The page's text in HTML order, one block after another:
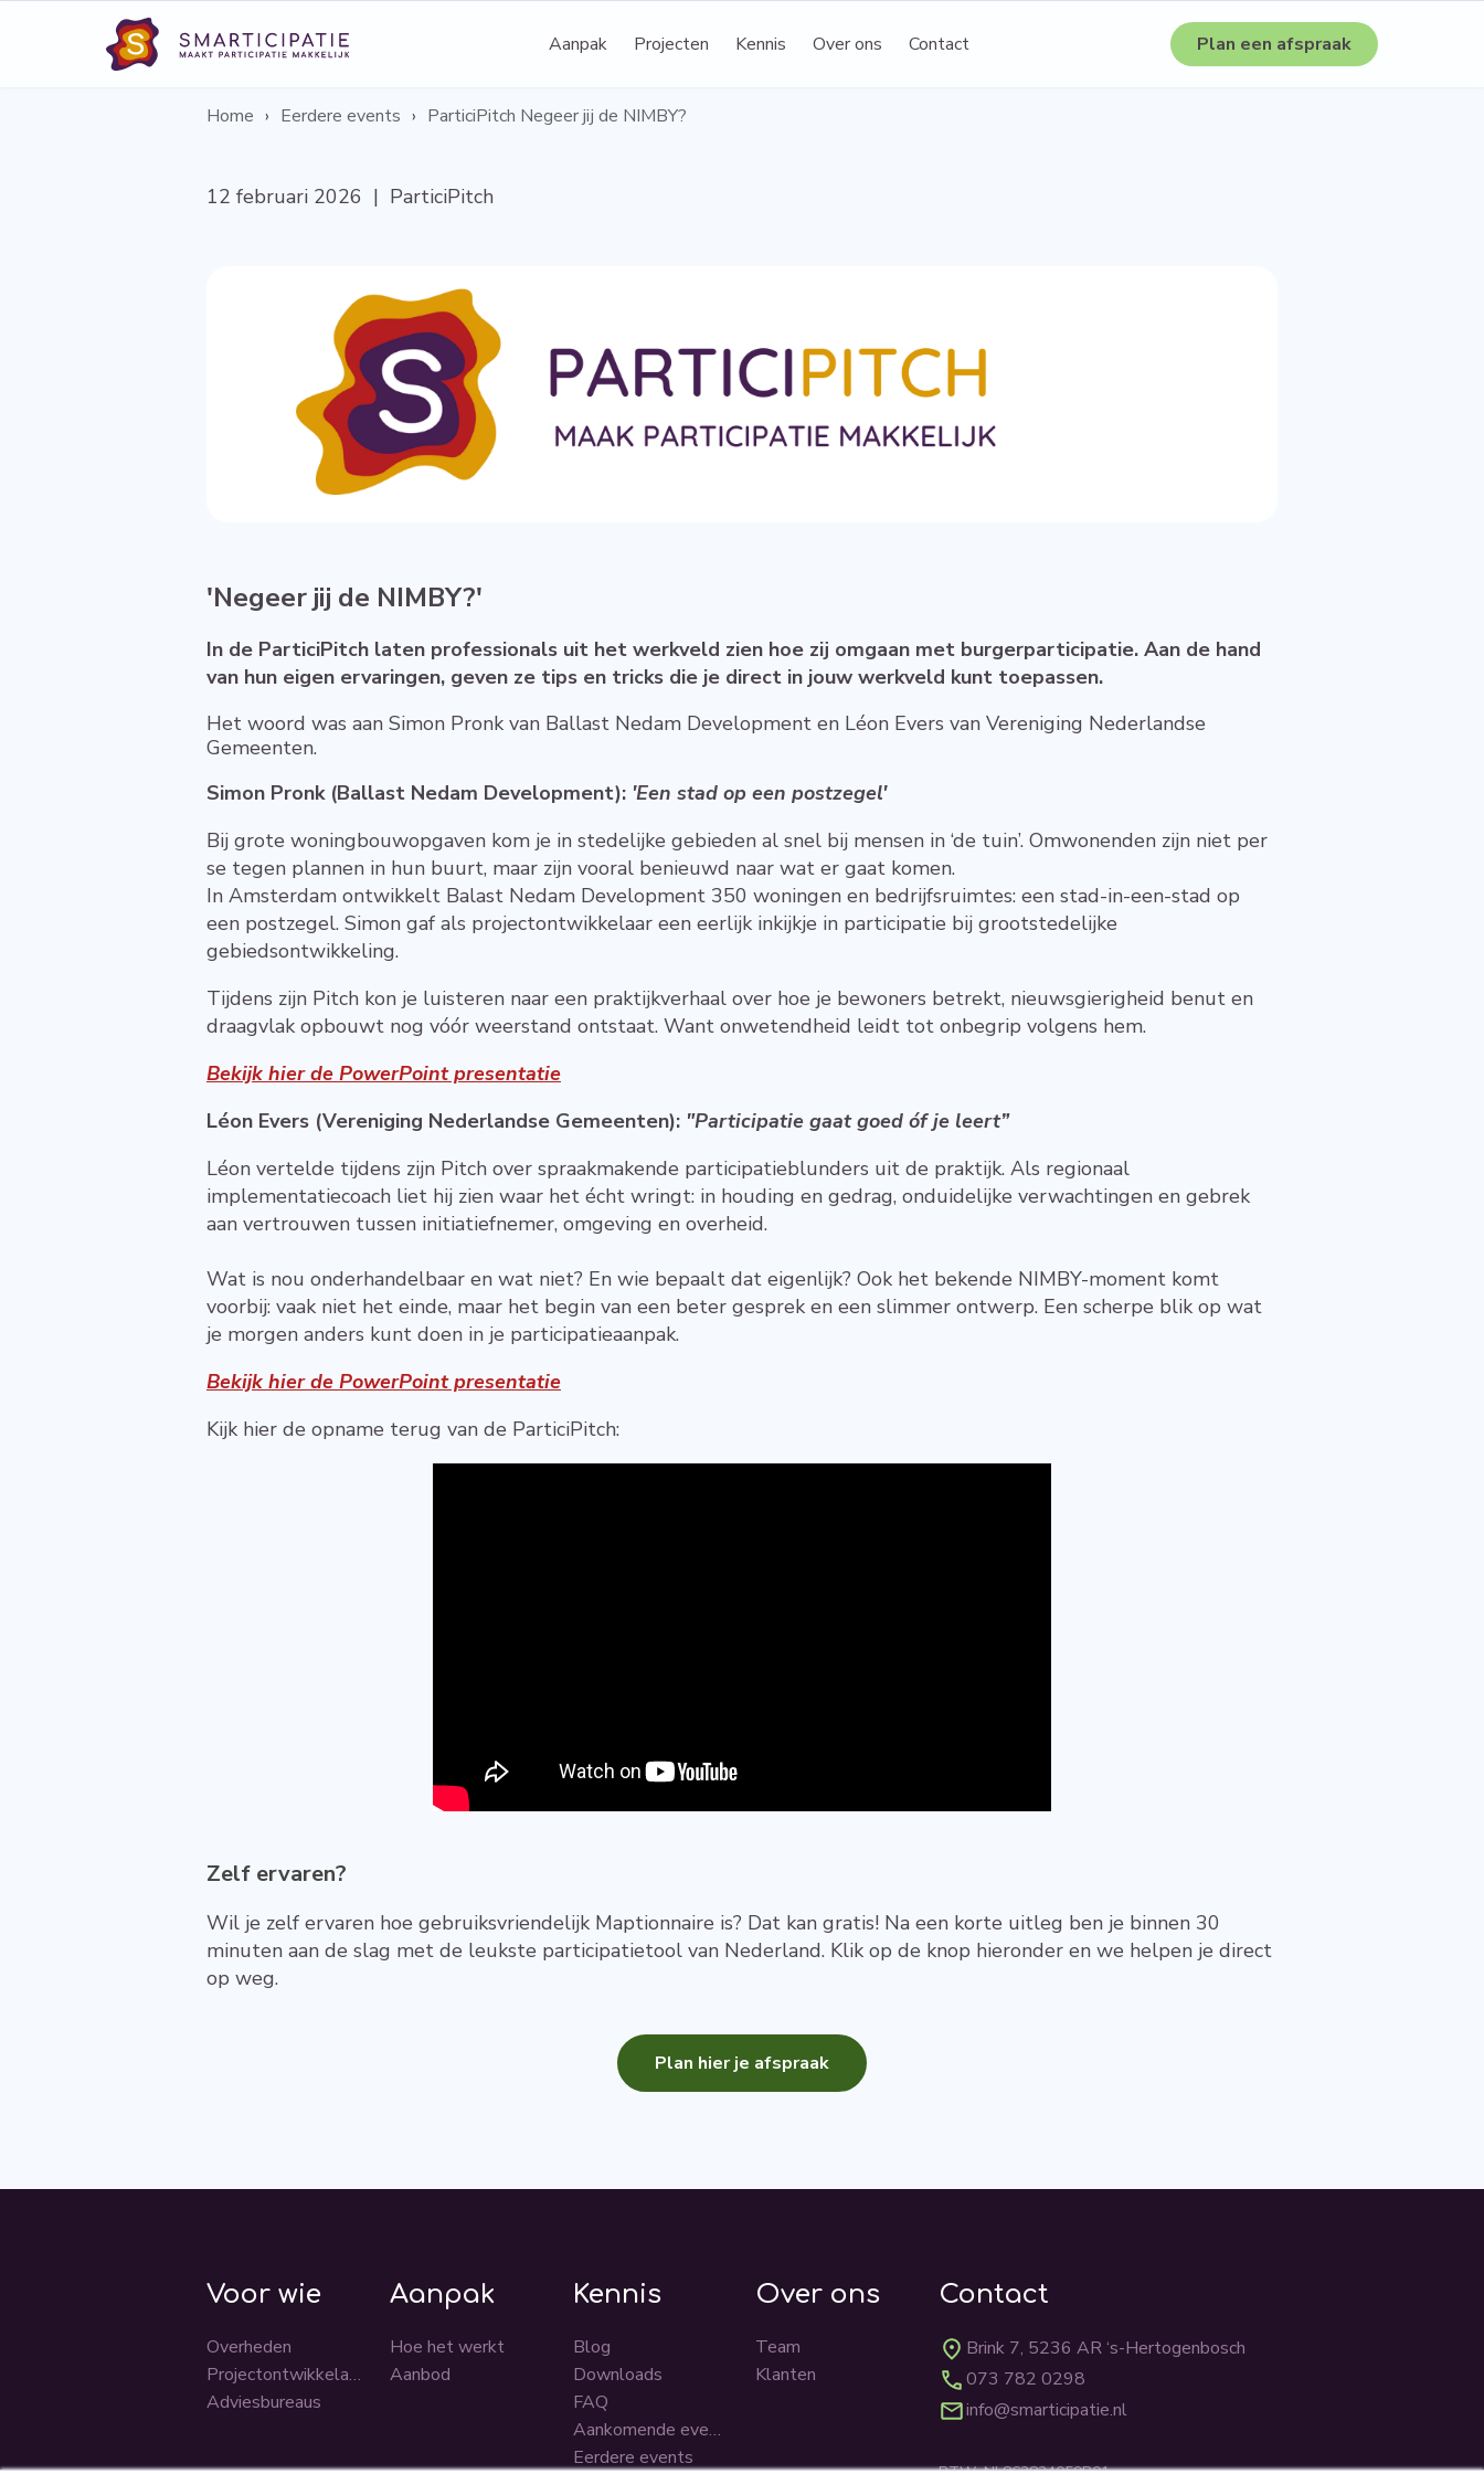
Aanpak Projecten Kennis Over ons Contact Plan een afspraak
Home Eerdere events ParticiPitch Negeer jij de NIMBY?
12 februari 2026 | ParticiPitch
'Negeer jij de NIMBY?'
In de ParticiPitch laten professionals uit het werkveld zien hoe zij omgaan met burgerparticipatie. Aan de hand
van hun eigen ervaringen, geven ze tips en tricks die je direct in jouw werkveld kunt toepassen.
Het woord was aan Simon Pronk van Ballast Nedam Development en Léon Evers van Vereniging Nederlandse
Gemeenten.
Simon Pronk (Ballast Nedam Development): 'Een stad op een postzegel'
Bij grote woningbouwopgaven kom je in stedelijke gebieden al snel bij mensen in ‘de tuin’. Omwonenden zijn niet per
se tegen plannen in hun buurt, maar zijn vooral benieuwd naar wat er gaat komen.
In Amsterdam ontwikkelt Balast Nedam Development 350 woningen en bedrijfsruimtes: een stad-in-een-stad op
een postzegel. Simon gaf als projectontwikkelaar een eerlijk inkijkje in participatie bij grootstedelijke
gebiedsontwikkeling.
Tijdens zijn Pitch kon je luisteren naar een praktijkverhaal over hoe je bewoners betrekt, nieuwsgierigheid benut en
draagvlak opbouwt nog vóór weerstand ontstaat. Want onwetendheid leidt tot onbegrip volgens hem.
Bekijk hier de PowerPoint presentatie
Léon Evers (Vereniging Nederlandse Gemeenten): "Participatie gaat goed óf je leert”
Léon vertelde tijdens zijn Pitch over spraakmakende participatieblunders uit de praktijk. Als regionaal
implementatiecoach liet hij zien waar het écht wringt: in houding en gedrag, onduidelijke verwachtingen en gebrek
aan vertrouwen tussen initiatiefnemer, omgeving en overheid.
Wat is nou onderhandelbaar en wat niet? En wie bepaalt dat eigenlijk? Ook het bekende NIMBY-moment komt
voorbij: vaak niet het einde, maar het begin van een beter gesprek en een slimmer ontwerp. Een scherpe blik op wat
je morgen anders kunt doen in je participatieaanpak.
Bekijk hier de PowerPoint presentatie
Kijk hier de opname terug van de ParticiPitch:
Zelf ervaren?
Wil je zelf ervaren hoe gebruiksvriendelijk Maptionnaire is? Dat kan gratis! Na een korte uitleg ben je binnen 30
minuten aan de slag met de leukste participatietool van Nederland. Klik op de knop hieronder en we helpen je direct
op weg.
Plan hier je afspraak
Voor wie
Overheden
Projectontwikkelaars
Adviesbureaus
Aanpak
Hoe het werkt
Aanbod
Kennis
Blog
Downloads
FAQ
Aankomende events
Eerdere events
Over ons
Team
Klanten
Contact
Brink 7, 5236 AR ‘s-Hertogenbosch
073 782 0298
info@smarticipatie.nl